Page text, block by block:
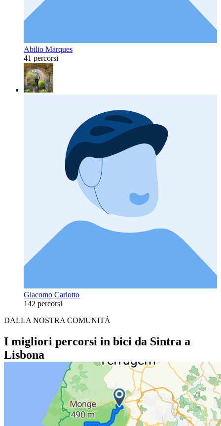
Abilio Marques
41 percorsi
Giacomo Carlotto
142 percorsi
DALLA NOSTRA COMUNITÀ
I migliori percorsi in bici da Sintra a
Lisbona